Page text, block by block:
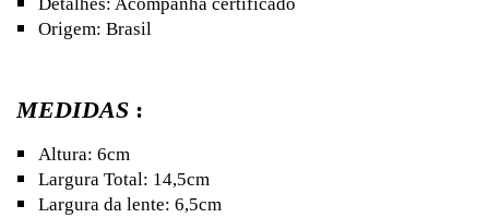
Detalhes: Acompanha certificado
Origem: Brasil
MEDIDAS :
Altura: 6cm
Largura Total: 14,5cm
Largura da lente: 6,5cm